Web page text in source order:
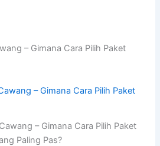
– Gimana Cara Pilih Paket
– Gimana Cara Pilih Paket
Paling Pas?